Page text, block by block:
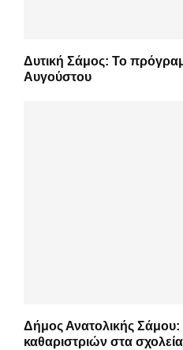
Δυτική Σάμος: Το
Αυγούστου
Δήμος Ανατολικής
καθαριστριών στα